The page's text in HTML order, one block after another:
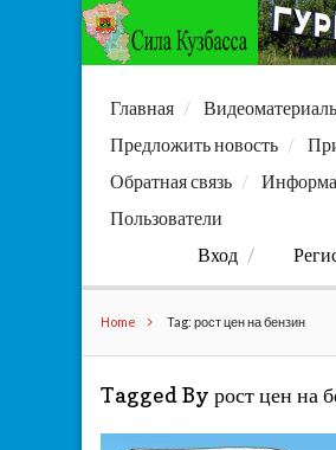
Главная
Предложить новость
Обратная связь
Пользователи
Вход
Home Tag: рост цен на бензин
Tagged By рост цен на